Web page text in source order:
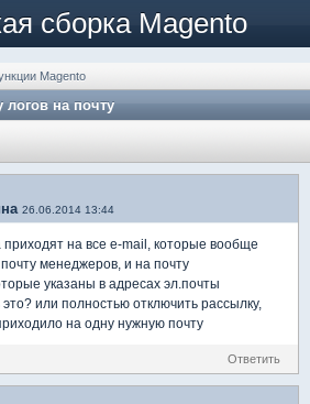
сборка Magento
Magento
логов на почту
26.06.2014 13:44
на все e-mail, которые вообще
менеджеров, и на почту
указаны в адресах эл.почты
или полностью отключить рассылку,
на одну нужную почту
Ответить